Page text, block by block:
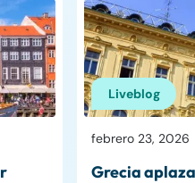
Liveblog
febrero 23, 2026
Grecia